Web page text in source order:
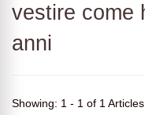
vestire come
anni
Showing: 1 - 1 of 1 Articles